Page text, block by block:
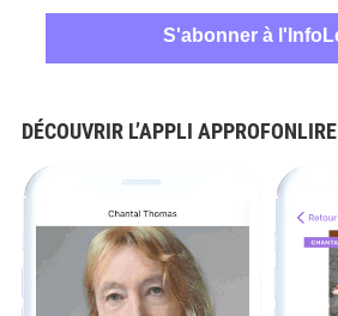
DÉCOUVRIR L’APPLI APPROFONLIRE